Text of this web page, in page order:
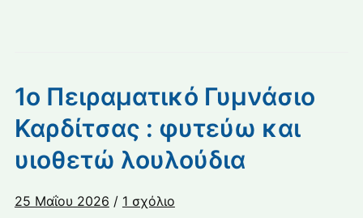
1ο Πειραματικό Γυμνάσιο
Καρδίτσας : φυτεύω και
υιοθετώ λουλούδια
25 Μαΐου 2026 / 1 σχόλιοστο